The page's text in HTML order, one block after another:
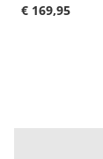
€ 169,95